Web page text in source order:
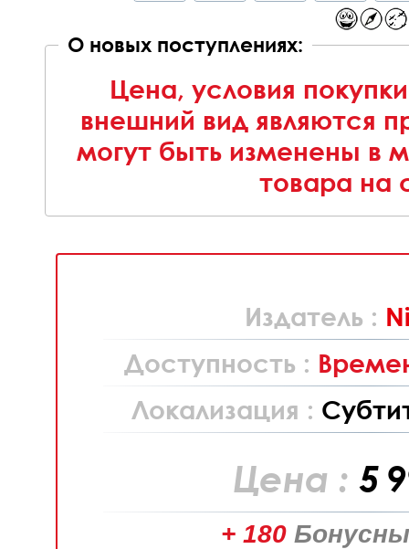
О новых поступлениях:
Цена, условия
внешний вид являются
могут быть изменены в
товара на
Издатель :
Доступность :
Локализация :
Цена : 5
+ 180